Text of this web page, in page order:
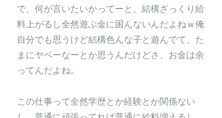
で、何が言いたいかってーと、結構ざっくり給
料上がるし全然遊ぶ金に困んないんだよねｗ俺
自分でも思うけど結構色んな子と遊んでて、た
まにヤベーなーとか思うんだけどさ、お金は余
ってんだよね。
この仕事って全然学歴とか経験とか関係ない